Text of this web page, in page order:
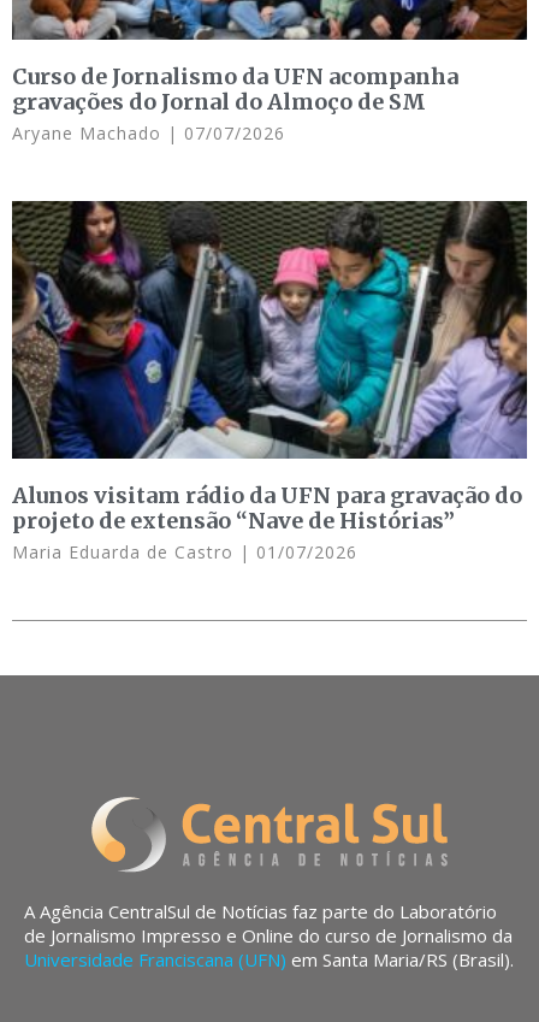
Curso de Jornalismo da UFN acompanha
gravações do Jornal do Almoço de SM
Aryane Machado 07/07/2026
Alunos visitam rádio da UFN para gravação do
projeto de extensão “Nave de Histórias”
Maria Eduarda de Castro 01/07/2026
A Agência CentralSul de Notícias faz parte do Laboratório
de Jornalismo Impresso e Online do curso de Jornalismo da
Universidade Franciscana (UFN) em Santa Maria/RS (Brasil).